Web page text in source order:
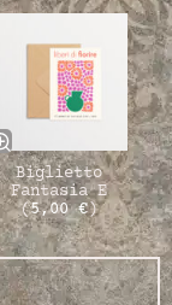
Biglietto
Fantasia E
(5,00€)